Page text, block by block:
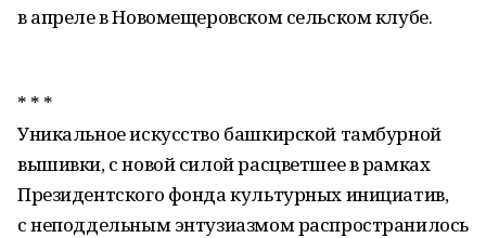
в апреле в Новомещеровском сельском клубе.
* * *
Уникальное искусство башкирской тамбурной
вышивки, с новой силой расцветшее в рамках
Президентского фонда культурных инициатив,
с неподдельным энтузиазмом распространилось